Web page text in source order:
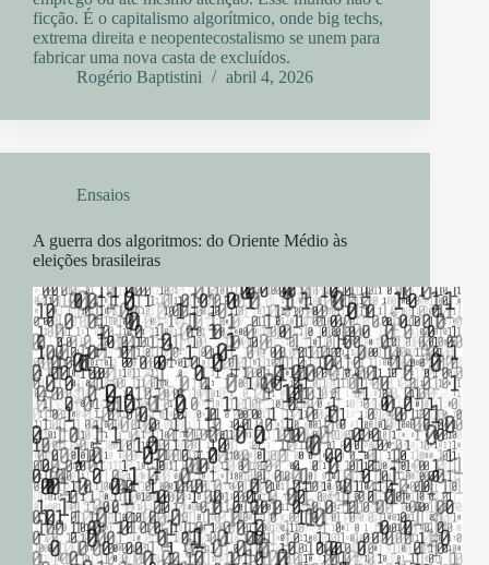
ficção. É o capitalismo algorítmico, onde big techs,
extrema direita e neopentecostalismo se unem para
fabricar uma nova casta de excluídos.
Rogério Baptistini
abril 4, 2026
Ensaios
A guerra dos algoritmos: do Oriente Médio às
eleições brasileiras